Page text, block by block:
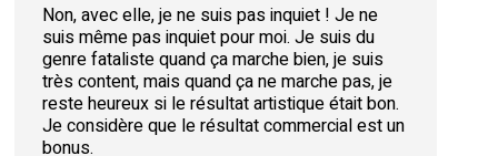
Non, avec elle, je ne suis pas inquiet ! Je ne
suis même pas inquiet pour moi. Je suis du
genre fataliste quand ça marche bien, je suis
très content, mais quand ça ne marche pas, je
reste heureux si le résultat artistique était bon.
Je considère que le résultat commercial est un
bonus.